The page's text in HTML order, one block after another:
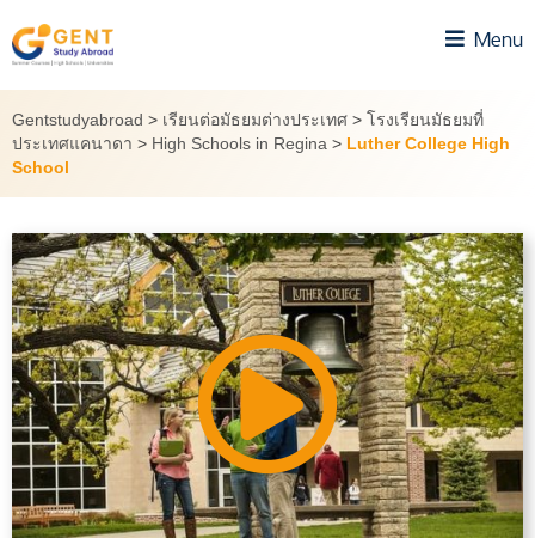
to
content
Menu
Gentstudyabroad > เรียนต่อมัธยมต่างประเทศ > โรงเรียนมัธยมที่
ประเทศแคนาดา > High Schools in Regina > Luther College High
School